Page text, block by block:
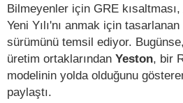
Bilmeyenler için GRE
Yeni Yılı'nı anmak için
sürümünü temsil ediyor.
üretim ortaklarından Yeston, bir
modelinin yolda olduğunu
paylaştı.